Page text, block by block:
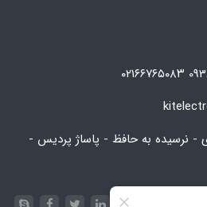
- نرسیده به حافظ - پاساژ پردیس -